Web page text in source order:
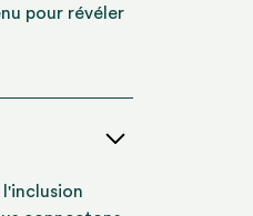
pour révéler